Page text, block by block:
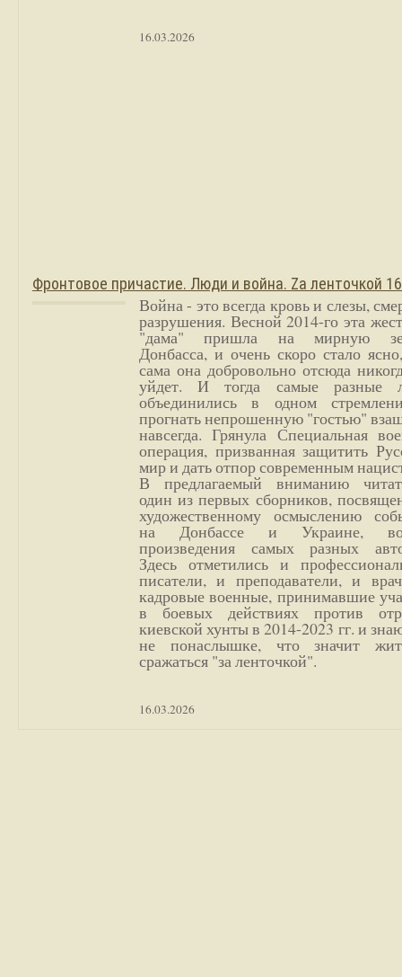
16.03.2026
Фронтовое причастие. Люди и война. Zа ленточкой
Война - это всегда кровь и слезы,
разрушения. Весной 2014-го эта
"дама" пришла на мирную
Донбасса, и очень скоро стало
сама она добровольно отсюда
уйдет. И тогда самые разные
объединились в одном
прогнать непрошенную "гостью"
навсегда. Грянула Специальная
операция, призванная защитить
мир и дать отпор современным
В предлагаемый вниманию
один из первых сборников,
художественному осмыслению
на Донбассе и Украине,
произведения самых разных
Здесь отметились и
писатели, и преподаватели, и
кадровые военные, принимавшие
в боевых действиях против
киевской хунты в 2014-2023 гг. и
не понаслышке, что значит
сражаться "за ленточкой".
16.03.2026